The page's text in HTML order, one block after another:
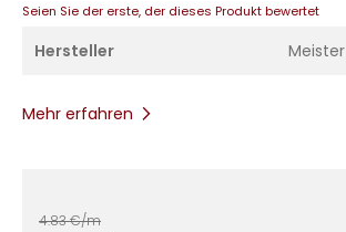
Seien Sie der erste, der dieses Produkt bewertet
Hersteller Meister
Mehr erfahren
4.83€/m